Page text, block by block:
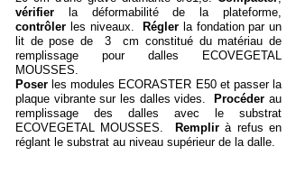
vérifier la déformabilité de la plateforme,
contrôler les niveaux. Régler la fondation par un
lit de pose de 3 cm constitué du matériau de
remplissage pour dalles ECOVEGETAL
MOUSSES.
Poser les modules ECORASTER E50 et passer la
plaque vibrante sur les dalles vides.
Procéder au
remplissage des dalles avec le substrat
ECOVEGETAL MOUSSES.
Remplir à refus en
réglant le substrat au niveau supérieur de la dalle.